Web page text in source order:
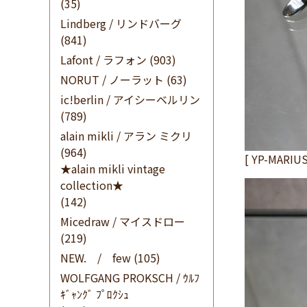
(35)
Lindberg / リンドバーグ
(841)
Lafont / ラフォン (903)
NORUT / ノーラット (63)
ic!berlin / アイシーベルリン
(789)
alain mikli / アラン ミクリ
(964)
★alain mikli vintage
collection★
(142)
Micedraw / マイスドロー
(219)
NEW. / few (105)
WOLFGANG PROKSCH / ｳﾙﾌ
ｷﾞｬﾝｸﾞ ﾌﾟﾛｸｼｭ
[ YP-